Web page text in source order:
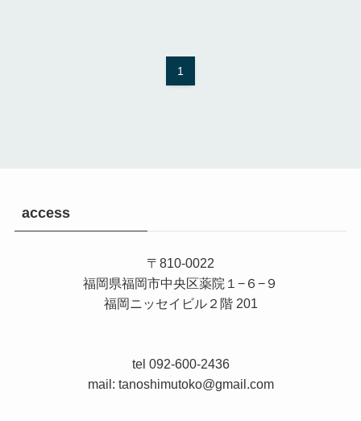
1
access
〒810-0022
福岡県福岡市中央区薬院１−６−９
福岡ニッセイビル２階 201
tel 092-600-2436
mail: tanoshimutoko@gmail.com